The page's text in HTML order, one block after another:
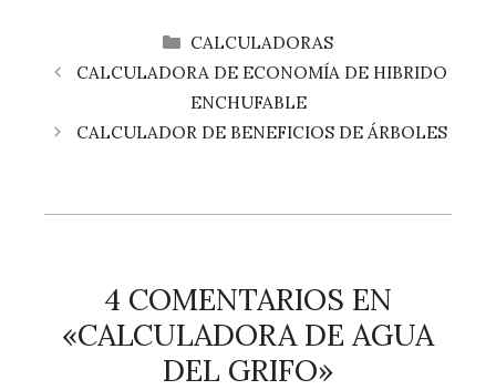
CATEGORÍAS
CALCULADORAS
CALCULADORA DE ECONOMÍA DE HIBRIDO
ENCHUFABLE
CALCULADOR DE BENEFICIOS DE ÁRBOLES
4 COMENTARIOS EN
«CALCULADORA DE AGUA
DEL GRIFO»